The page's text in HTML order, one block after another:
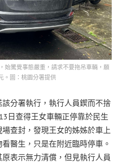
始驚覺事態嚴重，請求不要拖吊車輛，願
。圖：桃園分署提供
分署執行，執行人員鍥而不捨
日查得王女車輛正停靠於民生
查封，發現王女的姊姊於車上
醫生，只是在附近臨時停車。
表示無力清償，但見執行人員